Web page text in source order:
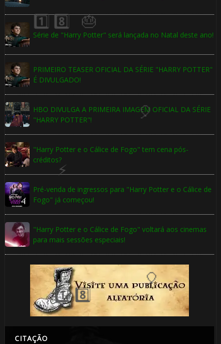
Série de "Harry Potter" será lançada no Natal deste ano!
PRIMEIRO TEASER OFICIAL DA SÉRIE "HARRY POTTER"
É DIVULGADO!
HBO DIVULGA A PRIMEIRA IMAGEM OFICIAL DA SÉRIE
"HARRY POTTER"!
"Harry Potter e o Cálice de Fogo" tem cena pós-
créditos?
Pré-venda de ingressos para "Harry Potter e o Cálice de
Fogo" já começou!
"Harry Potter e o Cálice de Fogo" voltará aos cinemas
para mais sessões especiais!
CITAÇÃO
⚡
8️⃣ 🎂
🎈